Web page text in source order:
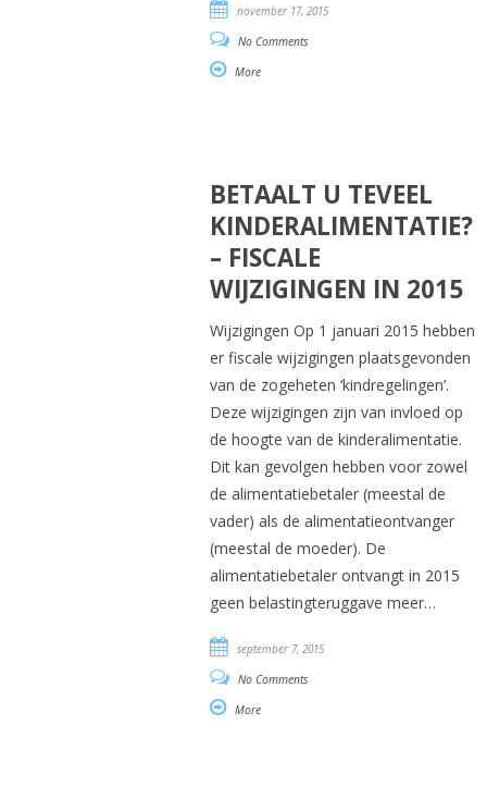
november 17, 2015
No Comments
More
BETAALT U TEVEEL
KINDERALIMENTATIE?
– FISCALE
WIJZIGINGEN IN 2015
Wijzigingen Op 1 januari 2015 hebben
er fiscale wijzigingen plaatsgevonden
van de zogeheten ‘kindregelingen’.
Deze wijzigingen zijn van invloed op
de hoogte van de kinderalimentatie.
Dit kan gevolgen hebben voor zowel
de alimentatiebetaler (meestal de
vader) als de alimentatieontvanger
(meestal de moeder). De
alimentatiebetaler ontvangt in 2015
geen belastingteruggave meer…
september 7, 2015
No Comments
More